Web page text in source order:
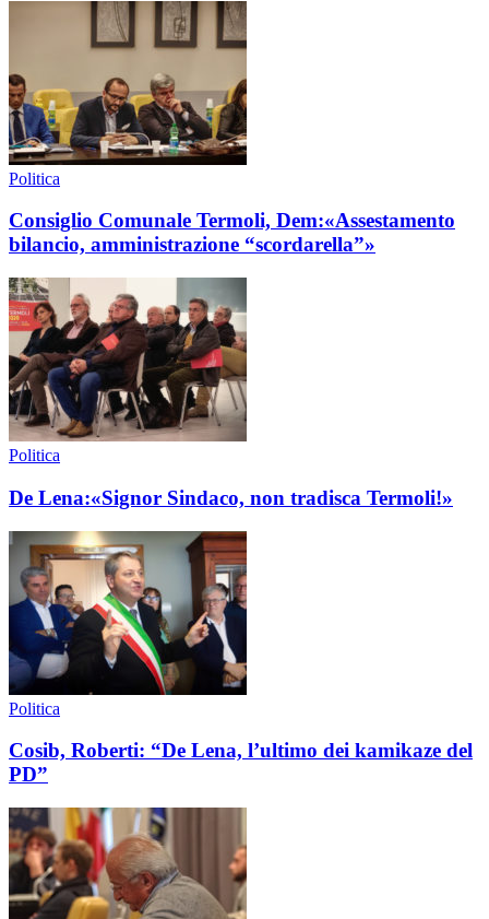
Politica
Consiglio Comunale Termoli, Dem:«Assestamento
bilancio, amministrazione “scordarella”»
Politica
De Lena:«Signor Sindaco, non tradisca Termoli!»
Politica
Cosib, Roberti: “De Lena, l’ultimo dei kamikaze del
PD”